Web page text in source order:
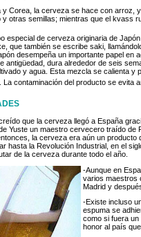
y Corea, la cerveza se hace con arroz,
y otras semillas; mientras que el kvass
especial de cerveza originaria de
que también se escribe saki,
desempeña un importante papel
antigüedad, dura alrededor de seis
y agua. Esta mezcla se calienta
La contaminación del producto se evita
que la cerveza llegó a España
Yuste un maestro cervecero traído de
la cerveza era aún un
hasta la Revolución Industrial, en el
de la cerveza durante todo el año.
-Aunque en
varios maestros
Madrid y
-Existe incluso
espuma se
como si fuera
honor al país